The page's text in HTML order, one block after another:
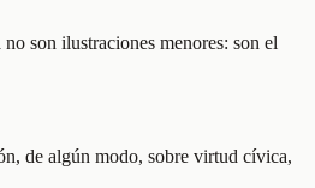
son ilustraciones menores: son el
de algún modo, sobre virtud cívica,